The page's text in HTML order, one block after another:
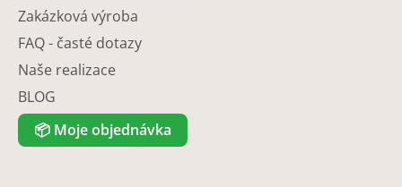
Zakázková výroba
FAQ - časté dotazy
Naše realizace
BLOG
📦 Moje objednávka